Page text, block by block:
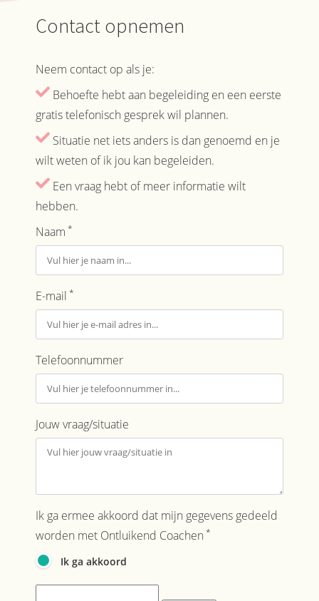
Contact opnemen
Neem contact op als je:
Behoefte hebt aan begeleiding en een eerste
gratis telefonisch gesprek wil plannen.
Situatie net iets anders is dan genoemd en je
wilt weten of ik jou kan begeleiden.
Een vraag hebt of meer informatie wilt
hebben.
Naam *
E-mail *
Telefoonnummer
Jouw vraag/situatie
Ik ga ermee akkoord dat mijn gegevens gedeeld
worden met Ontluikend Coachen *
Ik ga akkoord